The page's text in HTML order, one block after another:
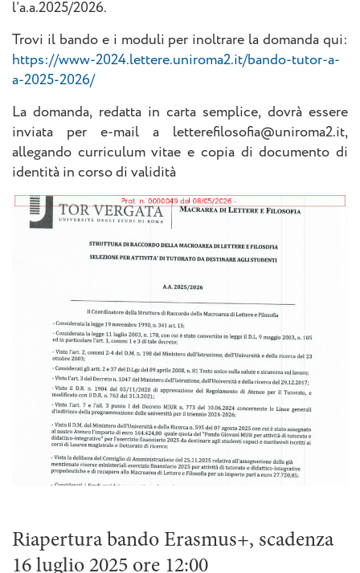
l’a.a.2025/2026.
Trovi il bando e i moduli per inoltrare la domanda qui:
https://www-2024.lettere.uniroma2.it/bando-tutor-a-
a-2025-2026/
La domanda, redatta in carta semplice, dovrà essere
inviata per e-mail a letterefilosofia@uniroma2.it,
allegando curriculum vitae e copia di documento di
identità in corso di validità
Riapertura bando Erasmus+, scadenza
16 luglio 2025 ore 12:00